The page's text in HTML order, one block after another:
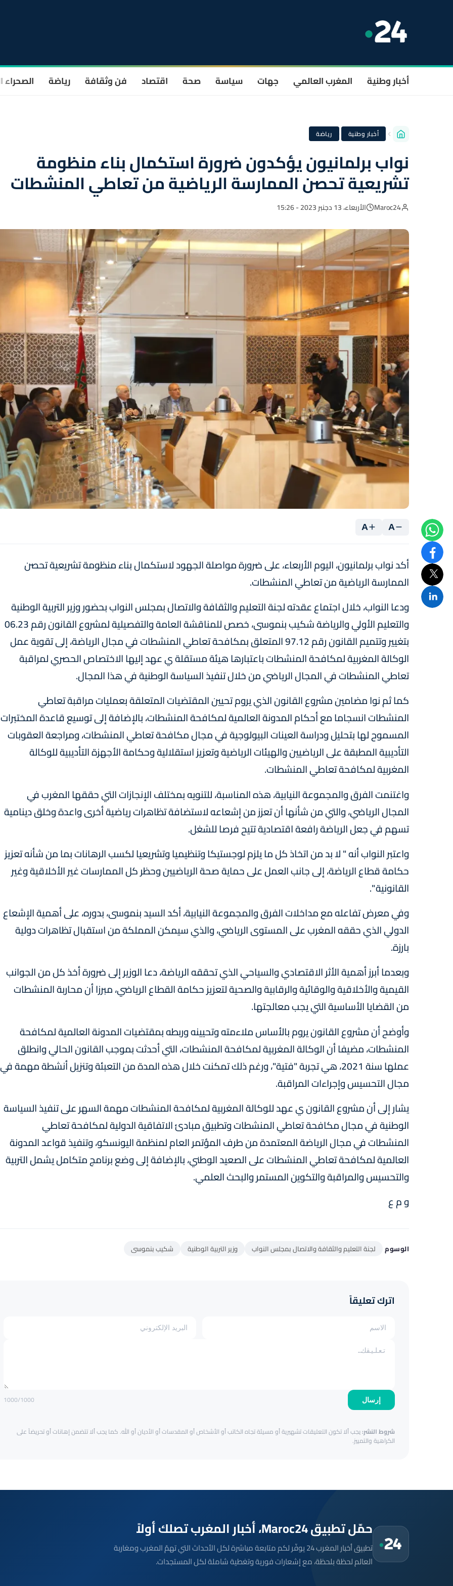
أخبار وطنية المغرب العالمي جهات سياسة صحة اقتصاد فن وثقافة رياضة الصحراء
أخبار وطنية · رياضة
نواب برلمانيون يؤكدون ضرورة استكمال بناء منظومة
تشريعية تحصن الممارسة الرياضية من تعاطي المنشطات
Maroc24 الأربعاء، 13 دجنبر 2023 - 15:26
A
A
أكد نواب برلمانيون، اليوم الأربعاء، على ضرورة مواصلة الجهود لاستكمال بناء منظومة تشريعية تحصن
الممارسة الرياضية من تعاطي المنشطات.
ودعا النواب، خلال اجتماع عقدته لجنة التعليم والثقافة والاتصال بمجلس النواب بحضور وزير التربية الوطنية
والتعليم الأولي والرياضة شكيب بنموسى، خصص للمناقشة العامة والتفصيلية لمشروع القانون رقم 06.23
بتغيير وتتميم القانون رقم 97.12 المتعلق بمكافحة تعاطي المنشطات في مجال الرياضة، إلى تقوية عمل
الوكالة المغربية لمكافحة المنشطات باعتبارها هيئة مستقلة ي عهد إليها الاختصاص الحصري لمراقبة
تعاطي المنشطات في المجال الرياضي من خلال تنفيذ السياسة الوطنية في هذا المجال.
كما ثم نوا مضامين مشروع القانون الذي يروم تحيين المقتضيات المتعلقة بعمليات مراقبة تعاطي
المنشطات انسجاما مع أحكام المدونة العالمية لمكافحة المنشطات، بالإضافة إلى توسيع قاعدة المختبرات
المسموح لها بتحليل ودراسة العينات البيولوجية في مجال مكافحة تعاطي المنشطات، ومراجعة العقوبات
التأديبية المطبقة على الرياضيين والهيئات الرياضية وتعزيز استقلالية وحكامة الأجهزة التأديبية للوكالة
المغربية لمكافحة تعاطي المنشطات.
واغتنمت الفرق والمجموعة النيابية، هذه المناسبة، للتنويه بمختلف الإنجازات التي حققها المغرب في
المجال الرياضي، والتي من شأنها أن تعزز من إشعاعه لاستضافة تظاهرات رياضية أخرى واعدة وخلق دينامية
تسهم في جعل الرياضة رافعة اقتصادية تتيح فرصا للشغل.
واعتبر النواب أنه " لا بد من اتخاذ كل ما يلزم لوجستيكا وتنظيميا وتشريعيا لكسب الرهانات بما من شأنه تعزيز
حكامة قطاع الرياضة، إلى جانب العمل على حماية صحة الرياضيين وحظر كل الممارسات غير الأخلاقية وغير
القانونية ".
وفي معرض تفاعله مع مداخلات الفرق والمجموعة النيابية، أكد السيد بنموسى، بدوره، على أهمية الإشعاع
الدولي الذي حققه المغرب على المستوى الرياضي، والذي سيمكن المملكة من استقبال تظاهرات دولية
بارزة.
وبعدما أبرز أهمية الأثر الاقتصادي والسياحي الذي تحققه الرياضة، دعا الوزير إلى ضرورة أخذ كل من الجوانب
القيمية والأخلاقية والوقائية والرقابية والصحية لتعزيز حكامة القطاع الرياضي، مبرزا أن محاربة المنشطات
من القضايا الأساسية التي يجب معالجتها.
وأوضح أن مشروع القانون يروم بالأساس ملاءمته وتحيينه وربطه بمقتضيات المدونة العالمية لمكافحة
المنشطات، مضيفا أن الوكالة المغربية لمكافحة المنشطات، التي أحدثت بموجب القانون الحالي وانطلق
عملها سنة 2021، هي تجربة "فتية"، ورغم ذلك تمكنت خلال هذه المدة من التعبئة وتنزيل أنشطة مهمة في
مجال التحسيس وإجراءات المراقبة.
يشار إلى أن مشروع القانون ي عهد للوكالة المغربية لمكافحة المنشطات مهمة السهر على تنفيذ السياسة
الوطنية في مجال مكافحة تعاطي المنشطات وتطبيق مبادئ الاتفاقية الدولية لمكافحة تعاطي
المنشطات في مجال الرياضة المعتمدة من طرف المؤتمر العام لمنظمة اليونسكو، وتنفيذ قواعد المدونة
العالمية لمكافحة تعاطي المنشطات على الصعيد الوطني، بالإضافة إلى وضع برنامج متكامل يشمل التربية
والتحسيس والمراقبة والتكوين المستمر والبحث العلمي.
و م ع
الوسوم لجنة التعليم والثقافة والاتصال بمجلس النواب وزير التربية الوطنية شكيب بنموسى
اترك تعليقاً
إرسال 1000/1000
شروط النشر:يجب ألا تكون التعليقات تشهيرية أو مسيئة تجاه الكاتب أو الأشخاص أو المقدسات أو الأديان أو الله. كما يجب ألا تتضمن إهانات أو تحريضاً على
الكراهية والتمييز.
حمّل تطبيق Maroc24، أخبار المغرب تصلك أولاً
تطبيق أخبار المغرب 24 يوفّر لكم متابعة مباشرة لكل الأحداث التي تهمّ المغرب ومغاربة
العالم لحظة بلحظة، مع إشعارات فورية وتغطية شاملة لكل المستجدات.